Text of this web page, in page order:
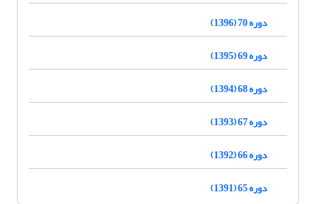
دوره 70 (1396)
دوره 69 (1395)
دوره 68 (1394)
دوره 67 (1393)
دوره 66 (1392)
دوره 65 (1391)